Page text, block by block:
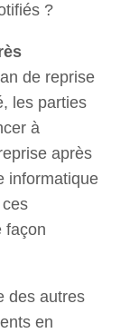
?
de reprise
les parties
à
après
informatique
façon
des autres
en